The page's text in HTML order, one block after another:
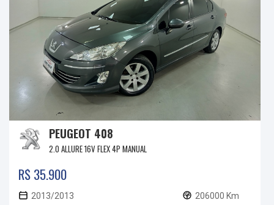
PEUGEOT 408
2.0 ALLURE 16V FLEX 4P MANUAL
R$ 35.900
2013/2013 206000 Km